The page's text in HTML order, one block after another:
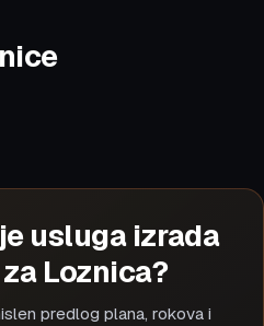
usluga izrada
Loznica?
predlog plana, rokova i